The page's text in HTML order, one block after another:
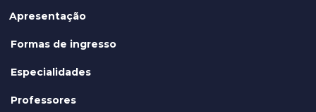
Apresentação
Formas de ingresso
Especialidades
Professores